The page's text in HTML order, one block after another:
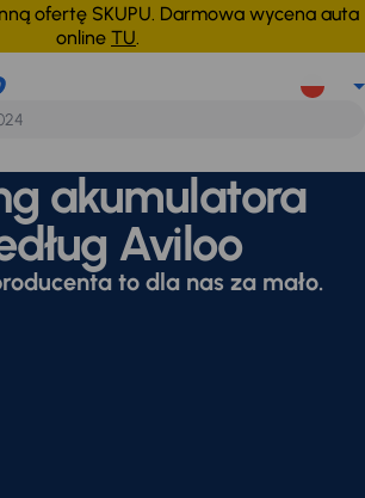
ofertę SKUPU. Darmowa wycena auta
online TU.
akumulatora
Aviloo
to dla nas za mało.